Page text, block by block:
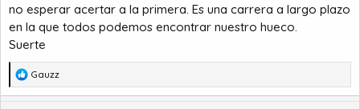
no esperar acertar a la primera. Es una carrera a largo plazo
en la que todos podemos encontrar nuestro hueco.
Suerte
R
e
Gauzz